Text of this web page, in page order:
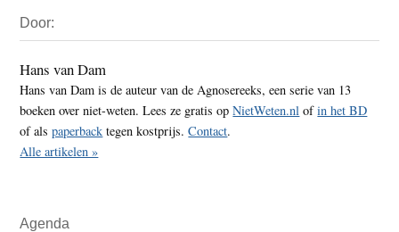
Sidebar
Door:
Hans van Dam
Hans van Dam is de auteur van de Agnosereeks, een serie van 13
boeken over niet-weten. Lees ze gratis opNietWeten.nl ofin het BD
of alspaperback tegen kostprijs.Contact.
Alle artikelen »
Agenda